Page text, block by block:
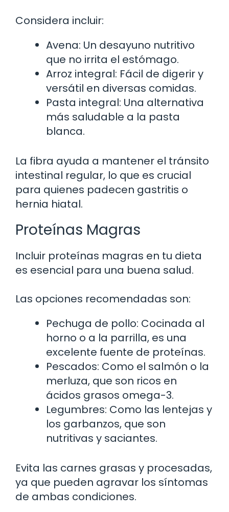
Considera incluir:
Avena: Un desayuno nutritivo
que no irrita el estómago.
Arroz integral: Fácil de digerir y
versátil en diversas comidas.
Pasta integral: Una alternativa
más saludable a la pasta
blanca.
La fibra ayuda a mantener el tránsito
intestinal regular, lo que es crucial
para quienes padecen gastritis o
hernia hiatal.
Proteínas Magras
Incluir proteínas magras en tu dieta
es esencial para una buena salud.
Las opciones recomendadas son:
Pechuga de pollo: Cocinada al
horno o a la parrilla, es una
excelente fuente de proteínas.
Pescados: Como el salmón o la
merluza, que son ricos en
ácidos grasos omega-3.
Legumbres: Como las lentejas y
los garbanzos, que son
nutritivas y saciantes.
Evita las carnes grasas y procesadas,
ya que pueden agravar los síntomas
de ambas condiciones.